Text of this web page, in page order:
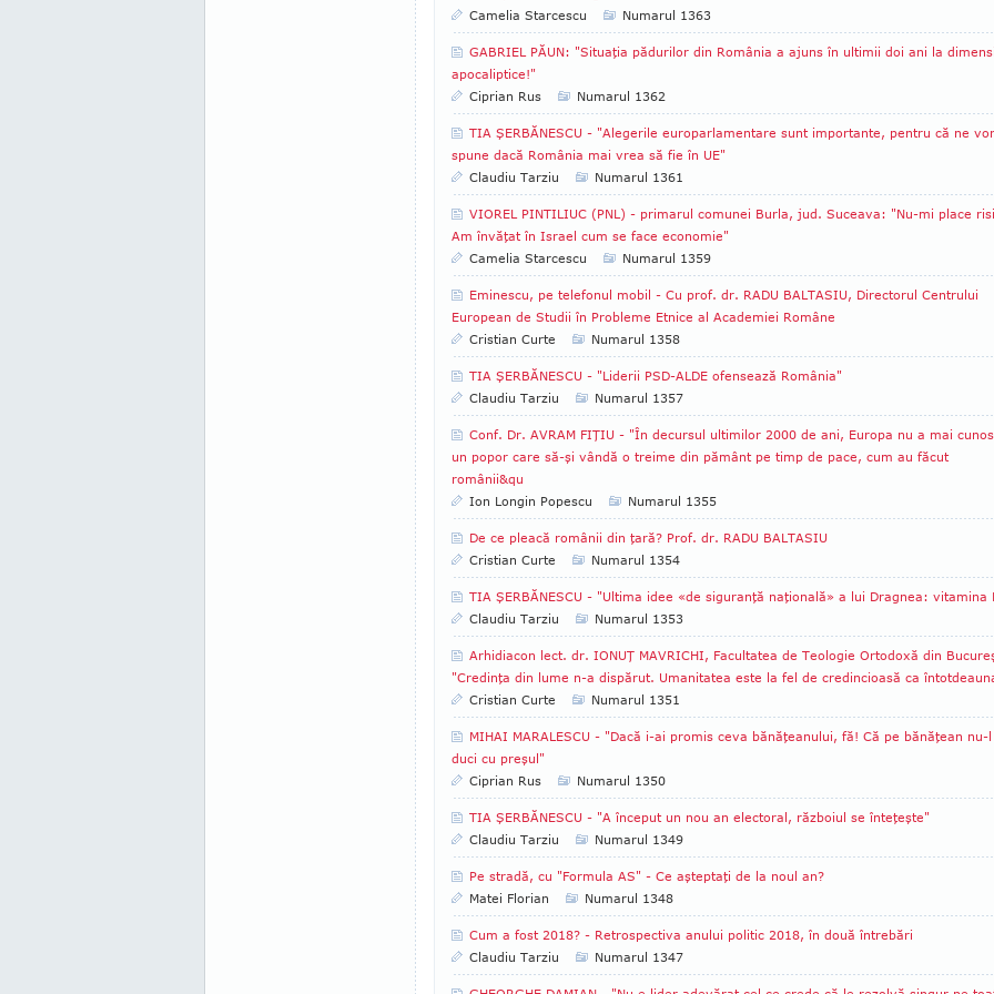
Camelia Starcescu
Numarul 1363
GABRIEL PĂUN: "Situaţia pădurilor din România a ajuns în ultimii doi ani la
apocaliptice!"
Ciprian Rus
Numarul 1362
TIA ŞERBĂNESCU - "Alegerile europarlamentare sunt importante, pentru că ne vor
spune dacă România mai vrea să fie în UE"
Claudiu Tarziu
Numarul 1361
VIOREL PINTILIUC (PNL) - primarul comunei Burla, jud. Suceava: "Nu-mi place
Am învăţat în Israel cum se face economie"
Camelia Starcescu
Numarul 1359
Eminescu, pe telefonul mobil - Cu prof. dr. RADU BALTASIU, Directorul Centrului
European de Studii în Probleme Etnice al Academiei Române
Cristian Curte
Numarul 1358
TIA ŞERBĂNESCU - "Liderii PSD-ALDE ofensează România"
Claudiu Tarziu
Numarul 1357
Conf. Dr. AVRAM FIŢIU - "În decursul ultimilor 2000 de ani, Europa nu a mai
un popor care să-şi vândă o treime din pământ pe timp de pace, cum au făcut
românii&qu
Ion Longin Popescu
Numarul 1355
De ce pleacă românii din ţară? Prof. dr. RADU BALTASIU
Cristian Curte
Numarul 1354
TIA ŞERBĂNESCU - "Ultima idee «de siguranţă naţională» a lui Dragnea: vitamina
Claudiu Tarziu
Numarul 1353
Arhidiacon lect. dr. IONUŢ MAVRICHI, Facultatea de Teologie Ortodoxă din
"Credinţa din lume n-a dispărut. Umanitatea este la fel de credincioasă ca
Cristian Curte
Numarul 1351
MIHAI MARALESCU - "Dacă i-ai promis ceva bănăţeanului, fă! Că pe bănăţean nu-l
duci cu preşul"
Ciprian Rus
Numarul 1350
TIA ŞERBĂNESCU - "A început un nou an electoral, războiul se înteţeşte"
Claudiu Tarziu
Numarul 1349
Pe stradă, cu "Formula AS" - Ce aşteptaţi de la noul an?
Matei Florian
Numarul 1348
Cum a fost 2018? - Retrospectiva anului politic 2018, în două întrebări
Claudiu Tarziu
Numarul 1347